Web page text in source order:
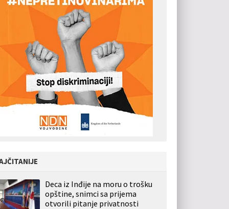
Deca iz Inđije na moru o trošku
opštine, snimci sa prijema
otvorili pitanje privatnosti